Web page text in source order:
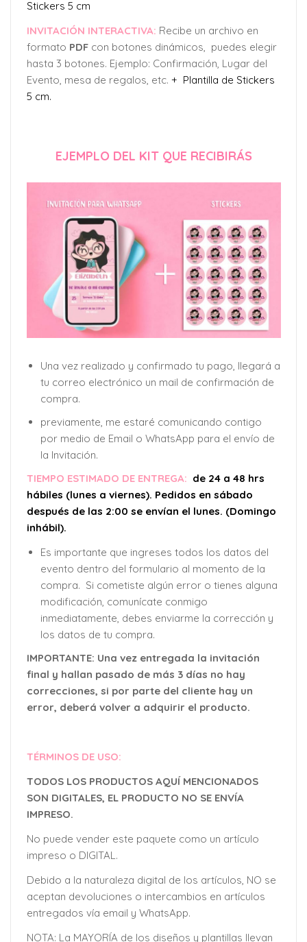
Stickers 5 cm
INVITACIÓN INTERACTIVA: Recibe un archivo en
formato PDFcon botones dinámicos, puedes elegir
hasta 3 botones. Ejemplo: Confirmación, Lugar del
Evento, mesa de regalos, etc. + Plantilla de Stickers
5 cm.
EJEMPLO DEL KIT QUE RECIBIRÁS
Una vez realizado y confirmado tu pago, llegará a
tu correo electrónico un mail de confirmación de
compra.
previamente, me estaré comunicando contigo
por medio de Email o WhatsApp para el envío de
la Invitación.
TIEMPO ESTIMADO DE ENTREGA: de 24 a 48 hrs
hábiles (lunes a viernes). Pedidos en sábado
después de las 2:00 se envían el lunes. (Domingo
inhábil).
Es importante que ingreses todos los datos del
evento dentro del formulario al momento de la
compra. Si cometiste algún error o tienes alguna
modificación, comunícate conmigo
inmediatamente, debes enviarme la corrección y
los datos de tu compra.
IMPORTANTE: Una vez entregada la invitación
final y hallan pasado de más 3 días no hay
correcciones, si por parte del cliente hay un
error, deberá volver a adquirir el producto.
TÉRMINOS DE USO:
TODOS LOS PRODUCTOS AQUÍ MENCIONADOS
SON DIGITALES, EL PRODUCTO NO SE ENVÍA
IMPRESO.
No puede vender este paquete como un artículo
impreso o DIGITAL.
Debido a la naturaleza digital de los artículos, NO se
aceptan devoluciones o intercambios en artículos
entregados vía email y WhatsApp.
NOTA: La MAYORÍA de los diseños y plantillas llevan